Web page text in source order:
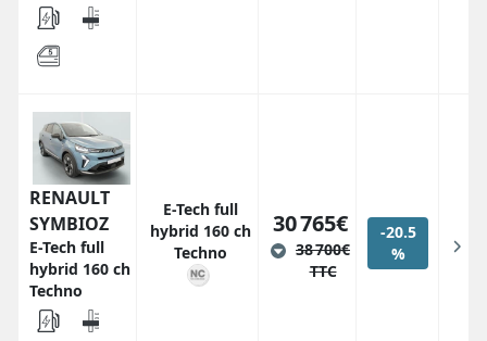
RENAULT
SYMBIOZ
E-Tech full
hybrid 160 ch
Techno
E-Tech full
hybrid 160 ch
Techno
30 765€
38 700€
TTC
-20.5
%